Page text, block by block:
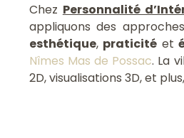
Chez Personnalité
appliquons des
esthétique, praticité et
Nîmes Mas de Possac. La
2D, visualisations 3D, et